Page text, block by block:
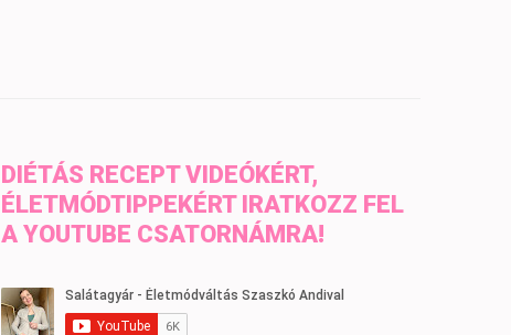
DIÉTÁS RECEPT VIDEÓKÉRT,
ÉLETMÓDTIPPEKÉRT IRATKOZZ FEL
A YOUTUBE CSATORNÁMRA!